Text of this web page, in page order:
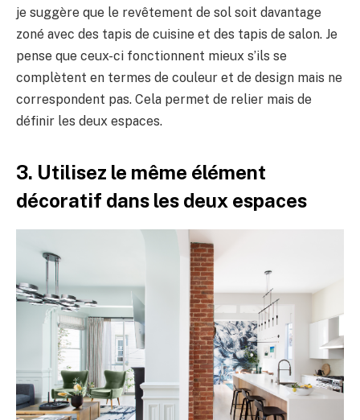
je suggère que le revêtement de sol soit davantage
zoné avec des tapis de cuisine et des tapis de salon. Je
pense que ceux-ci fonctionnent mieux s’ils se
complètent en termes de couleur et de design mais ne
correspondent pas. Cela permet de relier mais de
définir les deux espaces.
3. Utilisez le même élément
décoratif dans les deux espaces